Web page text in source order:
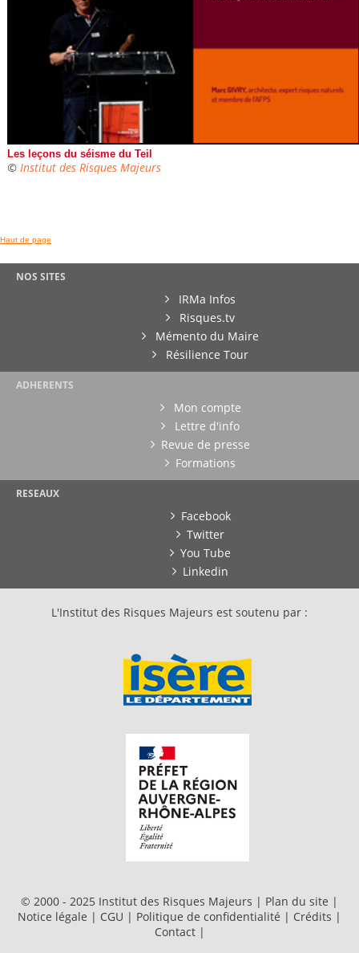
Les leçons du séisme du Teil
© Institut des Risques Majeurs
Haut de page
NOS SITES
IRMa Infos
Risques.tv
Mémento du Maire
Résilience Tour
ADHERENTS
Mon compte
Lettre d'info
Revue de presse
Formations
RESEAUX
Facebook
Twitter
You Tube
Linkedin
L'Institut des Risques Majeurs est soutenu par :
© 2000 - 2025 Institut des Risques Majeurs | Plan du site |
Notice légale | CGU | Politique de confidentialité | Crédits |
Contact |